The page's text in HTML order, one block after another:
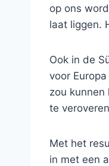
op ons
laat liggen.
Ook in de
voor
zou
te
Met het
in met een